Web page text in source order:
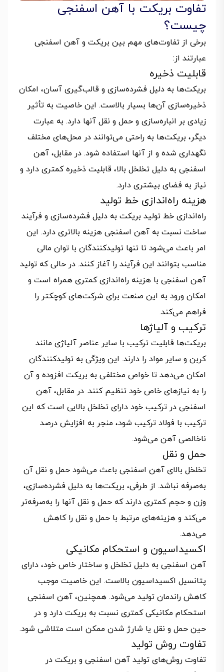
تفاوت بریکت با آهن اسفنجی
چیست؟
برخی از تفاوت‌های مهم بین بریکت و آهن اسفنجی
عبارتند از:
قابلیت ذخیره
بریکت‌ها به دلیل فشرده‌سازی و قالب‌گیری آسان، امکان
ذخیره‌سازی آن‌ها بسیار بالاست. این خاصیت به تأثیر
زیادی بر انباره‌سازی و حمل و نقل آنها دارد. به عبارت
دیگر، بریکت‌ها به راحتی می‌توانند در محل‌های مختلف
نگهداری شده و از آنها استفاده شود. در مقابل، آهن
اسفنجی به دلیل تخلخل بالا، قابلیت ذخیره کمتری دارد و
نیاز به فضای بیشتری دارد.
هزینه راه‌اندازی خط تولید
راه‌اندازی خط تولید بریکت به دلیل فشرده‌سازی و فرآیند
ساخت نسبت به آهن اسفنجی هزینه بالاتری دارد. این
امر باعث می‌شود تا تنها تولیدکنندگان با توان مالی
مناسب بتوانند این فرآیند را آغاز کنند. در حالی که تولید
آهن اسفنجی با هزینه راه‌اندازی کمتری همراه است و
امکان ورود به این صنعت برای شرکت‌های کوچکتر را
فراهم می‌کند.
ترکیب و آلیاژها
بریکت‌ها قابلیت ترکیب با سایر عناصر آلیاژی مانند
کربن و سایر مواد را دارند. این ویژگی به تولیدکنندگان
امکان می‌دهد تا خواص مختلفی به بریکت افزوده و آن
را به نیازهای خاص خود تنظیم کنند. در مقابل، آهن
اسفنجی در ترکیب خود دارای تخلخل بالایی است که این
ترکیب با فولاد ترکیب شود، منجر به افزایش درصد
ناخالصی آهن می‌شود.
حمل و نقل
تخلخل بالای آهن اسفنجی باعث می‌شود حمل و نقل آن
به‌صرفه نباشد. از طرفی، بریکت‌ها به دلیل فشرده‌سازی،
وزن و حجم کمتری دارند که حمل و نقل آنها را به‌صرفه‌تر
می‌کند و هزینه‌های مرتبط با حمل و نقل را کاهش
می‌دهد.
اکسیداسیون و استحکام مکانیکی
آهن اسفنجی به دلیل تخلخل و ساختار خاص خود، دارای
پتانسیل اکسیداسیون بالاست. این خاصیت موجب
کاهش راندمان تولید می‌شود. همچنین، آهن اسفنجی
استحکام مکانیکی کمتری نسبت به بریکت دارد و در
حین حمل و نقل یا شارژ شدن ممکن است متلاشی شود.
تفاوت روش تولید
تفاوت روش‌های تولید آهن اسفنجی و بریکت در